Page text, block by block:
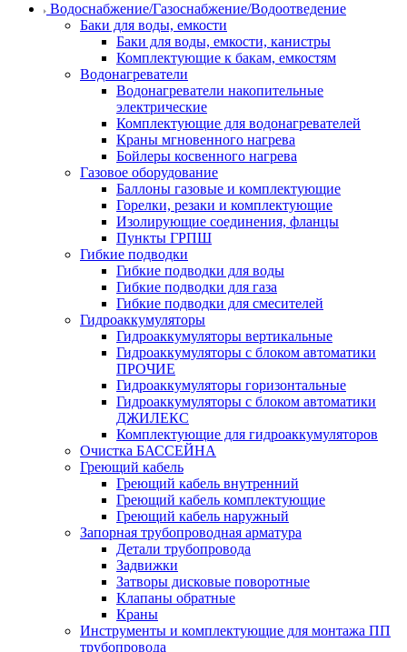
Водоснабжение/Газоснабжение/Водоотведение
Баки для воды, емкости
Баки для воды, емкости, канистры
Комплектующие к бакам, емкостям
Водонагреватели
Водонагреватели накопительные
электрические
Комплектующие для водонагревателей
Краны мгновенного нагрева
Бойлеры косвенного нагрева
Газовое оборудование
Баллоны газовые и комплектующие
Горелки, резаки и комплектующие
Изолирующие соединения, фланцы
Пункты ГРПШ
Гибкие подводки
Гибкие подводки для воды
Гибкие подводки для газа
Гибкие подводки для смесителей
Гидроаккумуляторы
Гидроаккумуляторы вертикальные
Гидроаккумуляторы с блоком автоматики
ПРОЧИЕ
Гидроаккумуляторы горизонтальные
Гидроаккумуляторы с блоком автоматики
ДЖИЛЕКС
Комплектующие для гидроаккумуляторов
Очистка БАССЕЙНА
Греющий кабель
Греющий кабель внутренний
Греющий кабель комплектующие
Греющий кабель наружный
Запорная трубопроводная арматура
Детали трубопровода
Задвижки
Затворы дисковые поворотные
Клапаны обратные
Краны
Инструменты и комплектующие для монтажа ПП
трубопровода